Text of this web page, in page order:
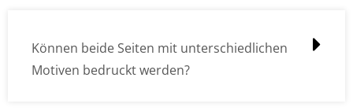
Können beide Seiten mit unterschiedlichen
Motiven bedruckt werden?